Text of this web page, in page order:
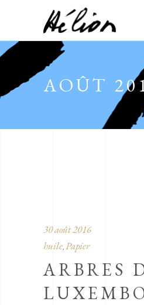
AOÛT
30 août 2016
huile, Papier
ARBRES